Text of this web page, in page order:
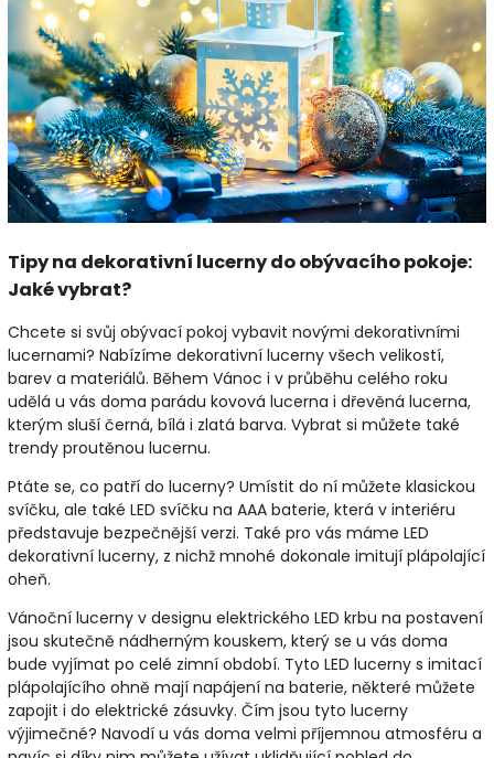
Tipy na dekorativní lucerny do obývacího pokoje:
Jaké vybrat?
Chcete si svůj obývací pokoj vybavit novými dekorativními
lucernami? Nabízíme dekorativní lucerny všech velikostí,
barev a materiálů. Během Vánoc i v průběhu celého roku
udělá u vás doma parádu kovová lucerna i dřevěná lucerna,
kterým sluší černá, bílá i zlatá barva. Vybrat si můžete také
trendy proutěnou lucernu.
Ptáte se, co patří do lucerny? Umístit do ní můžete klasickou
svíčku, ale také LED svíčku na AAA baterie, která v interiéru
představuje bezpečnější verzi. Také pro vás máme LED
dekorativní lucerny, z nichž mnohé dokonale imitují plápolající
oheň.
Vánoční lucerny v designu elektrického LED krbu na postavení
jsou skutečně nádherným kouskem, který se u vás doma
bude vyjímat po celé zimní období. Tyto LED lucerny s imitací
plápolajícího ohně mají napájení na baterie, některé můžete
zapojit i do elektrické zásuvky. Čím jsou tyto lucerny
výjimečné? Navodí u vás doma velmi příjemnou atmosféru a